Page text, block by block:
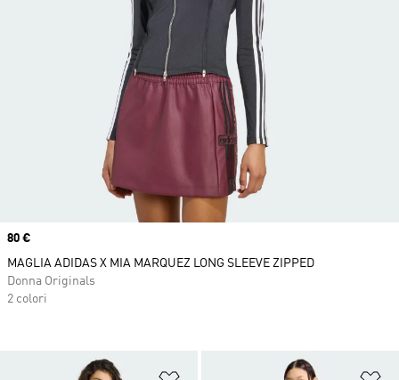
Aggiungi alla lista dei desideri
Price
80 €
MAGLIA ADIDAS X MIA MARQUEZ LONG SLEEVE ZIPPED
Donna Originals
2 colori